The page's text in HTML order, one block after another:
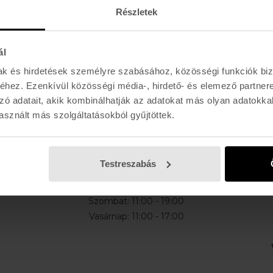
Részletek
és hirdetések személyre szabásához, közösségi funkciók
Ezenkívül közösségi média-, hirdető- és elemező
adatait, akik kombinálhatják az adatokat más olyan
más szolgáltatásokból gyűjtöttek.
Testreszabás
akciókról
E-MAIL
K I R Á L Y 52 (ÚJ)
Szombat: 11:00 - 19:00
Vasárnap: 11:00 - 17:00